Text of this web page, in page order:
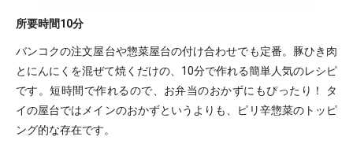
所要時間10分
バンコクの注文屋台や惣菜屋台の付け合わせでも定番。豚ひき肉
とにんにくを混ぜて焼くだけの、10分で作れる簡単人気のレシピ
です。短時間で作れるので、お弁当のおかずにもぴったり！ タ
イの屋台ではメインのおかずというよりも、ピリ辛惣菜のトッピ
ング的な存在です。